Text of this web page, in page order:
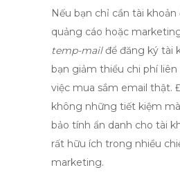
Nếu bạn chỉ cần tài khoản
quảng cáo hoặc
temp-mailđể đăng ký tài
bạn giảm thiểu chi phí liên
việc mua sắm email thật.
không những tiết kiệm
bảo tính ẩn danh cho tài
rất hữu ích trong nhiều
marketing.